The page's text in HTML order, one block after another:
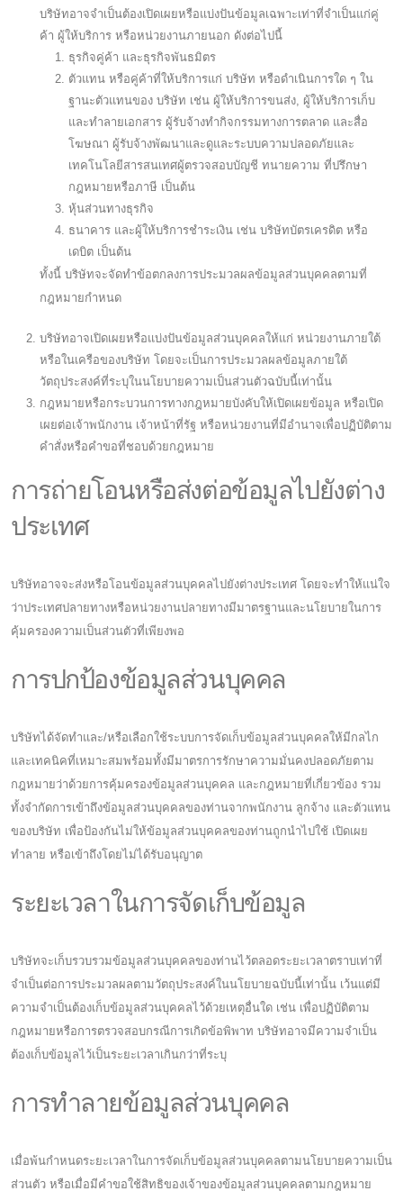
บริษัทอาจจำเป็นต้องเปิดเผยหรือแบ่งปันข้อมูลเฉพาะเท่าที่จำเป็นแก่คู่
ค้า ผู้ให้บริการ หรือหน่วยงานภายนอก ดังต่อไปนี้
ธุรกิจคู่ค้า และธุรกิจพันธมิตร
ตัวแทน หรือคู่ค้าที่ให้บริการแก่ บริษัท หรือดำเนินการใด ๆ ใน
ฐานะตัวแทนของ บริษัท เช่น ผู้ให้บริการขนส่ง, ผู้ให้บริการเก็บ
และทำลายเอกสาร ผู้รับจ้างทำกิจกรรมทางการตลาด และสื่อ
โฆษณา ผู้รับจ้างพัฒนาและดูและระบบความปลอดภัยและ
เทคโนโลยีสารสนเทศผู้ตรวจสอบบัญชี ทนายความ ที่ปรึกษา
กฎหมายหรือภาษี เป็นต้น
หุ้นส่วนทางธุรกิจ
ธนาคาร และผู้ให้บริการชำระเงิน เช่น บริษัทบัตรเครดิต หรือ
เดบิต เป็นต้น
ทั้งนี้ บริษัทจะจัดทำข้อตกลงการประมวลผลข้อมูลส่วนบุคคลตามที่
กฎหมายกำหนด
บริษัทอาจเปิดเผยหรือแบ่งปันข้อมูลส่วนบุคคลให้แก่ หน่วยงานภายใต้
หรือในเครือของบริษัท โดยจะเป็นการประมวลผลข้อมูลภายใต้
วัตถุประสงค์ที่ระบุในนโยบายความเป็นส่วนตัวฉบับนี้เท่านั้น
กฎหมายหรือกระบวนการทางกฎหมายบังคับให้เปิดเผยข้อมูล หรือเปิด
เผยต่อเจ้าพนักงาน เจ้าหน้าที่รัฐ หรือหน่วยงานที่มีอำนาจเพื่อปฏิบัติตาม
คำสั่งหรือคำขอที่ชอบด้วยกฎหมาย
การถ่ายโอนหรือส่งต่อข้อมูลไปยังต่าง
ประเทศ
บริษัทอาจจะส่งหรือโอนข้อมูลส่วนบุคคลไปยังต่างประเทศ โดยจะทำให้แน่ใจ
ว่าประเทศปลายทางหรือหน่วยงานปลายทางมีมาตรฐานและนโยบายในการ
คุ้มครองความเป็นส่วนตัวที่เพียงพอ
การปกป้องข้อมูลส่วนบุคคล
บริษัทได้จัดทำและ/หรือเลือกใช้ระบบการจัดเก็บข้อมูลส่วนบุคคลให้มีกลไก
และเทคนิคที่เหมาะสมพร้อมทั้งมีมาตรการรักษาความมั่นคงปลอดภัยตาม
กฎหมายว่าด้วยการคุ้มครองข้อมูลส่วนบุคคล และกฎหมายที่เกี่ยวข้อง รวม
ทั้งจำกัดการเข้าถึงข้อมูลส่วนบุคคลของท่านจากพนักงาน ลูกจ้าง และตัวแทน
ของบริษัท เพื่อป้องกันไม่ให้ข้อมูลส่วนบุคคลของท่านถูกนำไปใช้ เปิดเผย
ทำลาย หรือเข้าถึงโดยไม่ได้รับอนุญาต
ระยะเวลาในการจัดเก็บข้อมูล
บริษัทจะเก็บรวบรวมข้อมูลส่วนบุคคลของท่านไว้ตลอดระยะเวลาตราบเท่าที่
จำเป็นต่อการประมวลผลตามวัตถุประสงค์ในนโยบายฉบับนี้เท่านั้น เว้นแต่มี
ความจำเป็นต้องเก็บข้อมูลส่วนบุคคลไว้ด้วยเหตุอื่นใด เช่น เพื่อปฏิบัติตาม
กฎหมายหรือการตรวจสอบกรณีการเกิดข้อพิพาท บริษัทอาจมีความจำเป็น
ต้องเก็บข้อมูลไว้เป็นระยะเวลาเกินกว่าที่ระบุ
การทำลายข้อมูลส่วนบุคคล
เมื่อพ้นกำหนดระยะเวลาในการจัดเก็บข้อมูลส่วนบุคคลตามนโยบายความเป็น
ส่วนตัว หรือเมื่อมีคำขอใช้สิทธิของเจ้าของข้อมูลส่วนบุคคลตามกฎหมาย